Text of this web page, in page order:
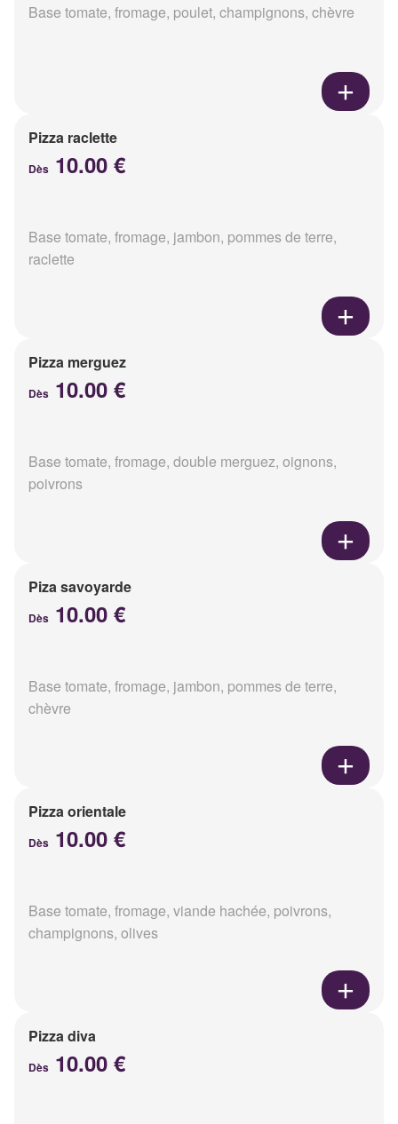
Base tomate, fromage, poulet, champignons, chèvre
Pizza raclette
Dès 10.00 €
Base tomate, fromage, jambon, pommes de terre,
raclette
Pizza merguez
Dès 10.00 €
Base tomate, fromage, double merguez, oignons,
poivrons
Piza savoyarde
Dès 10.00 €
Base tomate, fromage, jambon, pommes de terre,
chèvre
Pizza orientale
Dès 10.00 €
Base tomate, fromage, viande hachée, poivrons,
champignons, olives
Pizza diva
Dès 10.00 €